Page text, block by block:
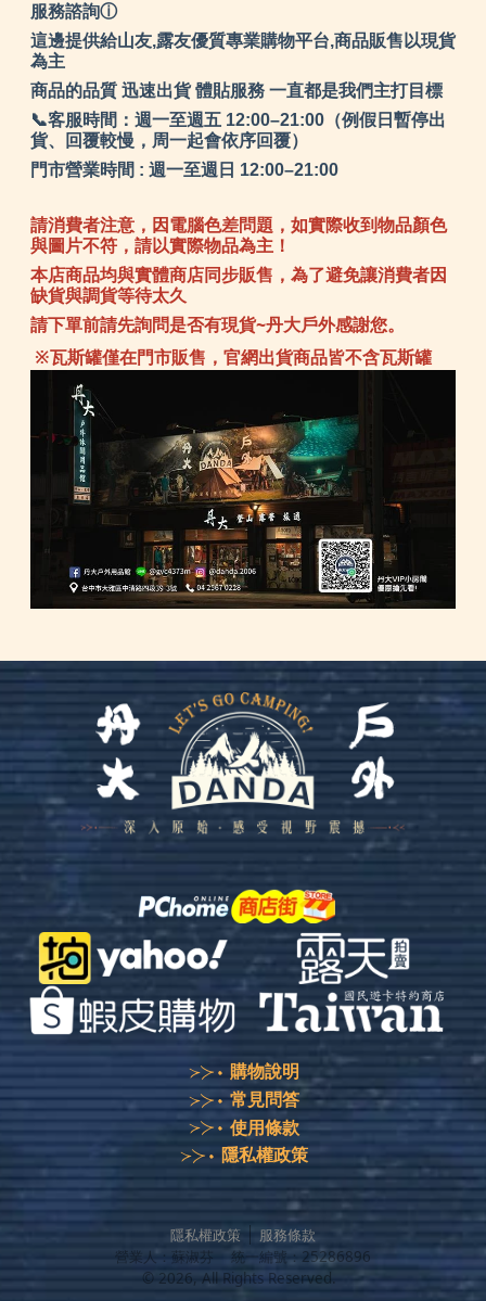
服務諮詢ⓘ
這邊提供給山友,露友優質專業購物平台,商品販售以現貨
為主
商品的品質 迅速出貨 體貼服務 一直都是我們主打目標
📞客服時間：週一至週五 12:00–21:00（例假日暫停出
貨、回覆較慢，周一起會依序回覆）
門市營業時間 : 週一至週日 12:00–21:00
請消費者注意，因電腦色差問題，如實際收到物品顏色
與圖片不符，請以實際物品為主！
本店商品均與實體商店同步販售，為了避免讓消費者因
缺貨與調貨等待太久
請下單前請先詢問是否有現貨~丹大戶外感謝您。
※瓦斯罐僅在門市販售，官網出貨商品皆不含瓦斯罐
購物說明
常見問答
使用條款
隱私權政策
隱私權政策
服務條款
營業人： 蘇淑芬 統一編號： 25286896
© 2026, All Rights Reserved.